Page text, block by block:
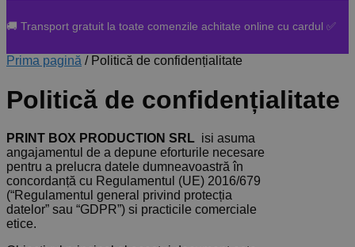
🚚 Transport gratuit la toate comenzile achitate online cu cardul ✅
Prima pagină / Politică de confidențialitate
Politică de confidențialitate
PRINT BOX PRODUCTION SRL isi asuma
angajamentul de a depune eforturile necesare
pentru a prelucra datele dumneavoastră în
concordanță cu Regulamentul (UE) 2016/679
(“Regulamentul general privind protecția
datelor” sau “GDPR”) si practicile comerciale
etice.